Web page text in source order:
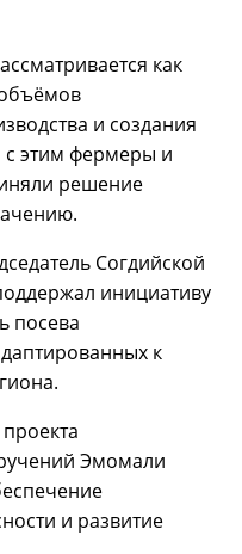
как
и создания
с этим фермеры и
решение
Согдийской
инициативу
посева
к
Эмомали
и развитие